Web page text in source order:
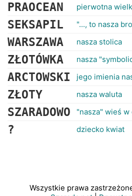
PRAOCEAN pierwotna
SEKSAPIL "..., to nasza
WARSZAWA nasza stolica
ZŁOTÓWKA nasza
ARCTOWSKI jego imienia
ZŁOTY nasza waluta
SZARADOWO "nasza" wieś
? dziecko kwiat
Wszystkie prawa